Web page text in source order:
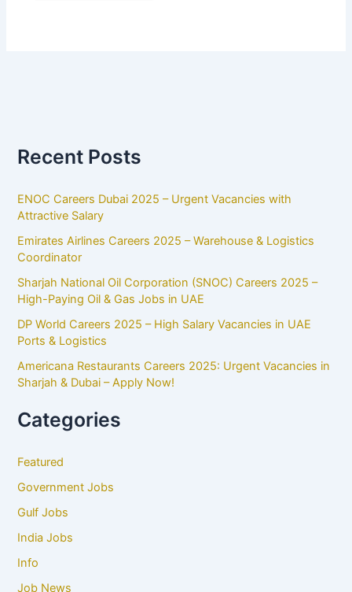
Recent Posts
ENOC Careers Dubai 2025 – Urgent Vacancies with
Attractive Salary
Emirates Airlines Careers 2025 – Warehouse & Logistics
Coordinator
Sharjah National Oil Corporation (SNOC) Careers 2025 –
High-Paying Oil & Gas Jobs in UAE
DP World Careers 2025 – High Salary Vacancies in UAE
Ports & Logistics
Americana Restaurants Careers 2025: Urgent Vacancies in
Sharjah & Dubai – Apply Now!
Categories
Featured
Government Jobs
Gulf Jobs
India Jobs
Info
Job News